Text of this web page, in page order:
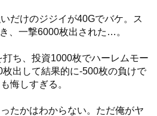
だけのジジイが40Gでバケ。ス
、一撃6000枚出された…。
ち、投資1000枚でハーレムモー
枚出して結果的に-500枚の負けで
悔しすぎる。
たかはわからない。ただ俺がヤ